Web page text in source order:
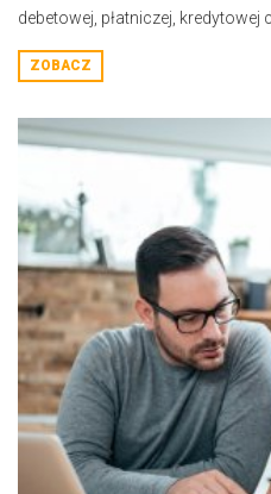
debetowej, płatniczej, kredytowej
ZOBACZ